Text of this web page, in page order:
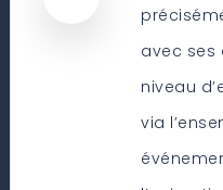
avec ses
niveau
via